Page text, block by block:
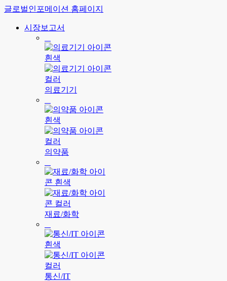
글로벌인포메이션 홈페이지
시장보고서
의료기기
의약품
재료/화학
통신/IT